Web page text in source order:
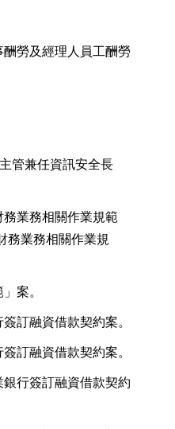
酬勞及經理人員工酬勞
管兼任資訊安全長
業務相關作業規範
務業務相關作業規
案。
訂融資借款契約案。
訂融資借款契約案。
行簽訂融資借款契約